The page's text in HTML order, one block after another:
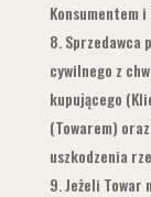
Konsumentem
Sprzedawca
cywilnego z
kupującego
(Towarem)
uszkodzenia
Jeżeli Towar